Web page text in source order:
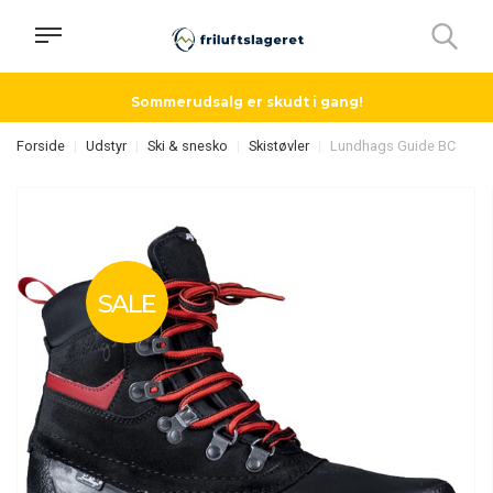
Sommerudsalg er skudt i gang!
Forside Udstyr Ski & snesko Skistøvler Lundhags Guide BC
SALE